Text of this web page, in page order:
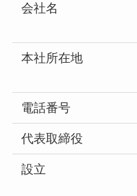
会社名
本社所在地
電話番号
代表取締役
設立